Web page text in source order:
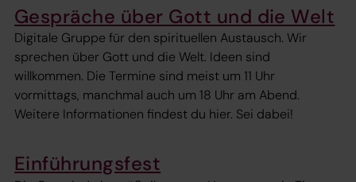
Gespräche über Gott und die Welt
Digitale Gruppe für den spirituellen Austausch. Wir
sprechen über Gott und die Welt. Ideen sind
willkommen. Die Termine sind meist um 11 Uhr
vormittags, manchmal auch um 18 Uhr am Abend.
Weitere Informationen findest du hier. Sei dabei!
Einführungsfest